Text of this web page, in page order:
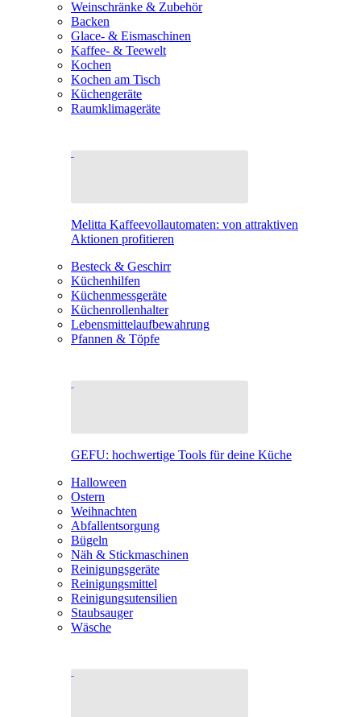
Weinschränke & Zubehör
Backen
Glace- & Eismaschinen
Kaffee- & Teewelt
Kochen
Kochen am Tisch
Küchengeräte
Raumklimageräte
Melitta Kaffeevollautomaten: von attraktiven
Aktionen profitieren
Besteck & Geschirr
Küchenhilfen
Küchenmessgeräte
Küchenrollenhalter
Lebensmittelaufbewahrung
Pfannen & Töpfe
GEFU: hochwertige Tools für deine Küche
Halloween
Ostern
Weihnachten
Abfallentsorgung
Bügeln
Näh & Stickmaschinen
Reinigungsgeräte
Reinigungsmittel
Reinigungsutensilien
Staubsauger
Wäsche